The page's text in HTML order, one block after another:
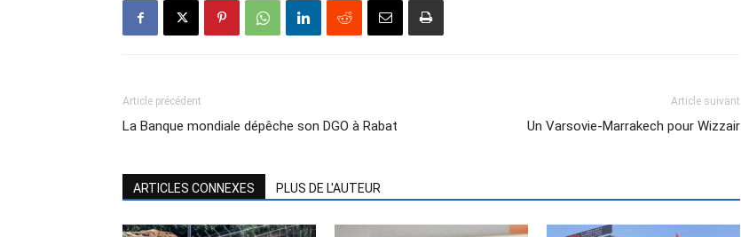
Article précédent
La Banque mondiale dépêche son DGO à Rabat
Article suivant
Un Varsovie-Marrakech pour Wizzair
ARTICLES CONNEXES PLUS DE L'AUTEUR